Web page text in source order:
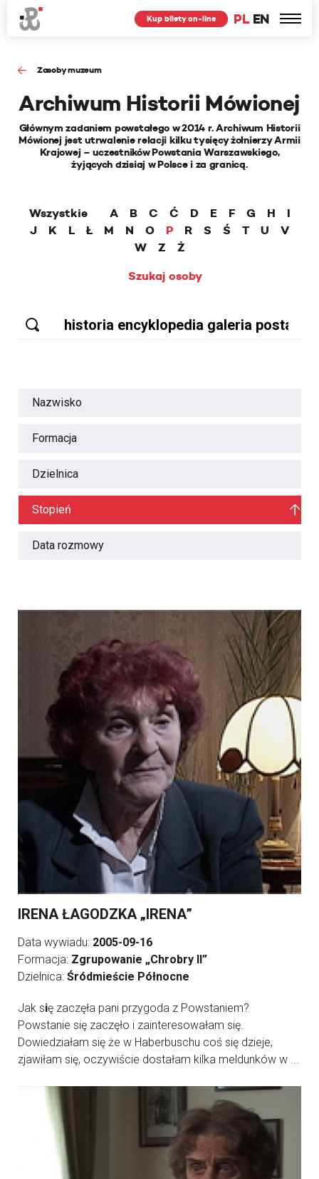
PL EN
Kup bilety on-line
Zasoby muzeum
Archiwum Historii Mówionej
Głównym zadaniem powstałego w 2014 r. Archiwum Historii
Mówionej jest utrwalenie relacji kilku tysięcy żołnierzy Armii
Krajowej – uczestników Powstania Warszawskiego,
żyjących dzisiaj w Polsce i za granicą.
Wszystkie A B C Ć D E F G H
I
J
K L Ł M N O P R S Ś T U
V
W
Z
Ż
Szukaj osoby
Nazwisko
Formacja
Dzielnica
Stopień
Data rozmowy
IRENA ŁAGODZKA „IRENA”
Data wywiadu: 2005-09-16
Formacja: Zgrupowanie „Chrobry II”
Dzielnica: Śródmieście Północne
Jak się zaczęła pani przygoda z Powstaniem?
Powstanie się zaczęło i zainteresowałam się.
Dowiedziałam się że w Haberbuschu coś się dzieje,
zjawiłam się, oczywiście dostałam kilka meldunków w ...